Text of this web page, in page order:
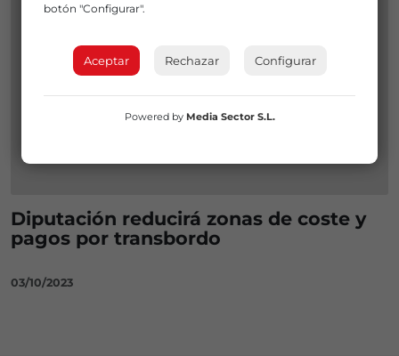
Diputación reducirá zonas de coste y
pagos por transbordo
03/10/2023
botón "Configurar".
Aceptar Rechazar Configurar
Powered by Media Sector S.L.